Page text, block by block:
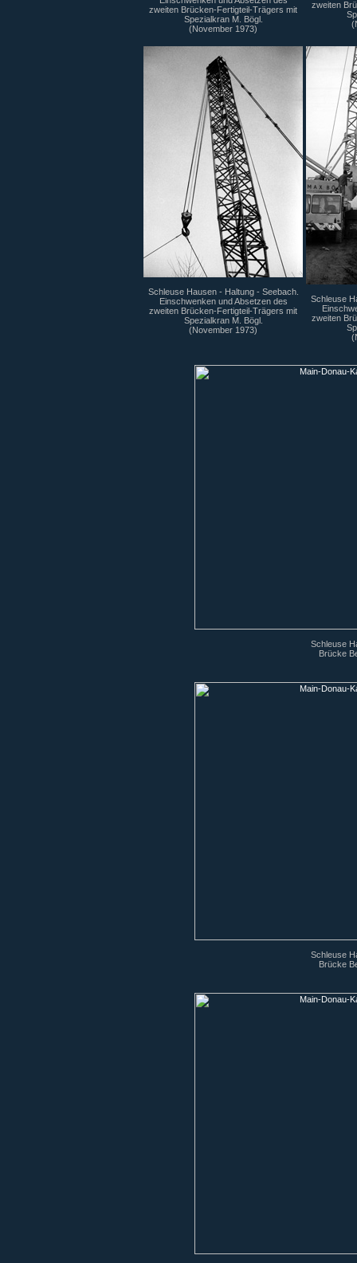
zweiten Brücken-Fertigteil-Trägers mit
Spezialkran M. Bögl.
(November 1973)
zweiten
Schleuse Hausen - Haltung - Seebach.
Einschwenken und Absetzen des
zweiten Brücken-Fertigteil-Trägers mit
Spezialkran M. Bögl.
(November 1973)
Schleuse
zweiten
Schleuse
Brücke
Schleuse
Brücke